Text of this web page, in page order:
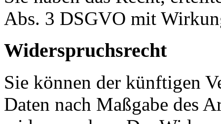
Abs. 3 DSGVO mit
Widerspruchsrecht
Sie können der künftigen
Daten nach Maßgabe des